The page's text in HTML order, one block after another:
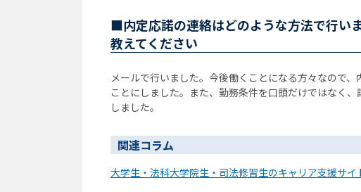
■内定応諾の連絡はどのような方法で行い
教えてください
メールで行いました。今後働くことになる方々なので
ことにしました。また、勤務条件を口頭だけではなく
しました。
関連コラム
大学生・法科大学院生・司法修習生のキャリア支援サ